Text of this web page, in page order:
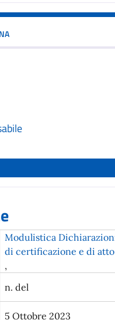
Modulistica
di certificazione e di
,
n. del
5 Ottobre 2023